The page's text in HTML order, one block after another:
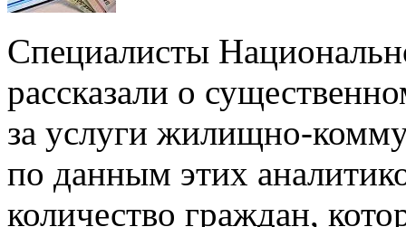
Специалисты
рассказали о
за услуги жилищно-
по данным этих
количество граждан,